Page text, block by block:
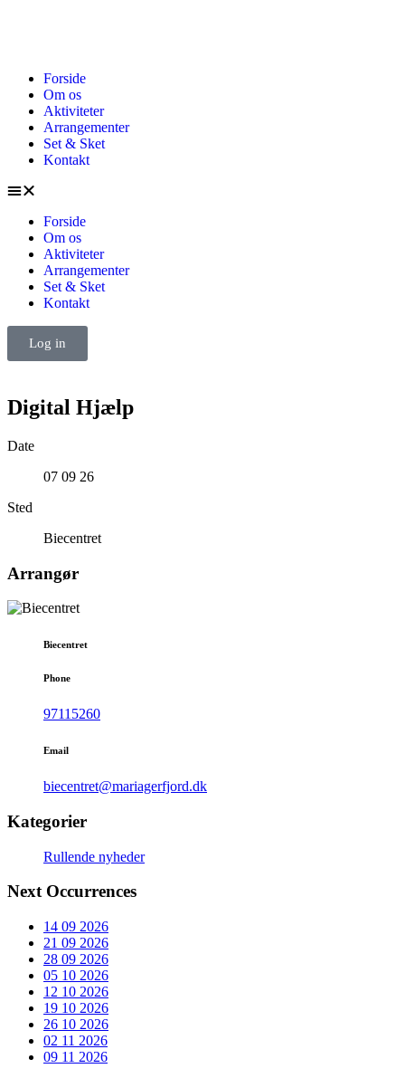
Forside
Om os
Aktiviteter
Arrangementer
Set & Sket
Kontakt
Forside
Om os
Aktiviteter
Arrangementer
Set & Sket
Kontakt
Log in
Digital Hjælp
Date
07 09 26
Sted
Biecentret
Arrangør
Biecentret
Phone
97115260
Email
biecentret@mariagerfjord.dk
Kategorier
Rullende nyheder
Next Occurrences
14 09 2026
21 09 2026
28 09 2026
05 10 2026
12 10 2026
19 10 2026
26 10 2026
02 11 2026
09 11 2026